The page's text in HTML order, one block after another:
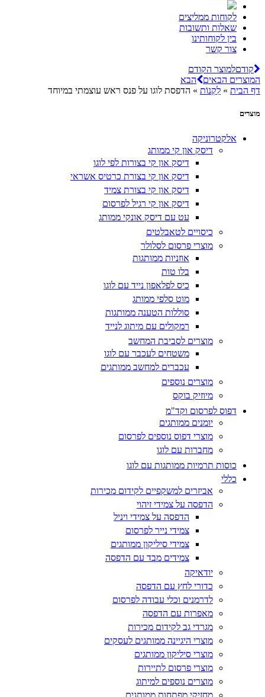
לקוחות ממליצים
שאלות ותשובות
בין לקוחותינו
צור קשר
קודםלמוצר הקודם
המוצרים הבאים
הבא
דף הבית » לִקְנוֹת » הדפסת לוגו על פנס ראש עוצמתי במיוחד
מוצרים
אלקטרוניקה
דיסק און קי ממותג
דיסק און קי בצורות לפי לוגו
דיסק און קי בצורת כרטיס אשראי
דיסק און קי בצורת צמיד
דיסק און קי רגיל לפרסום
עט עם דיסק אונקי ממותג
כיסויים לטאבלטים
מוצרי פרסום לסלולר
אוזניות ממותגות
בלו טות
כיס לפלאפון נייד עם לוגו
מוט סלפי ממותג
סוללות הטענה ממותגות
רמקולים עם מיתוג לנייד
מוצרים לסביבת המחשב
משטחים לעכבר עם לוגו
עכברים למחשב ממותגים
מוצרים נוספים
מיוזיק בוקס
דפוס לפרסום וקד"מ
יומנים ממותגים
מוצרי דפוס נוספים לפרסום
מחברות עם לוגו
כוסות תרמיות ממותגות עם לוגו
כללי
אביזרים למשקפיים לקידום מכירות
הדפסה על צמידי זיהוי
הדפסה על צמידי ויניל
צמידי נייר לפרסום
צמידי סיליקון ממותגים
צמידים מבד עם הדפסה
יודאיקה
כדורי לחץ עם הדפסה
לדרמנים וכלי עבודה לפרסום
מאפרות עם הדפסה
מגרדי גב לקידום מכירות
מוצרי היגיינה ממותגים לעסקים
מוצרי סיליקון ממותגים
מוצרי פרסום לתיירות
מוצרים נוספים למיתוג